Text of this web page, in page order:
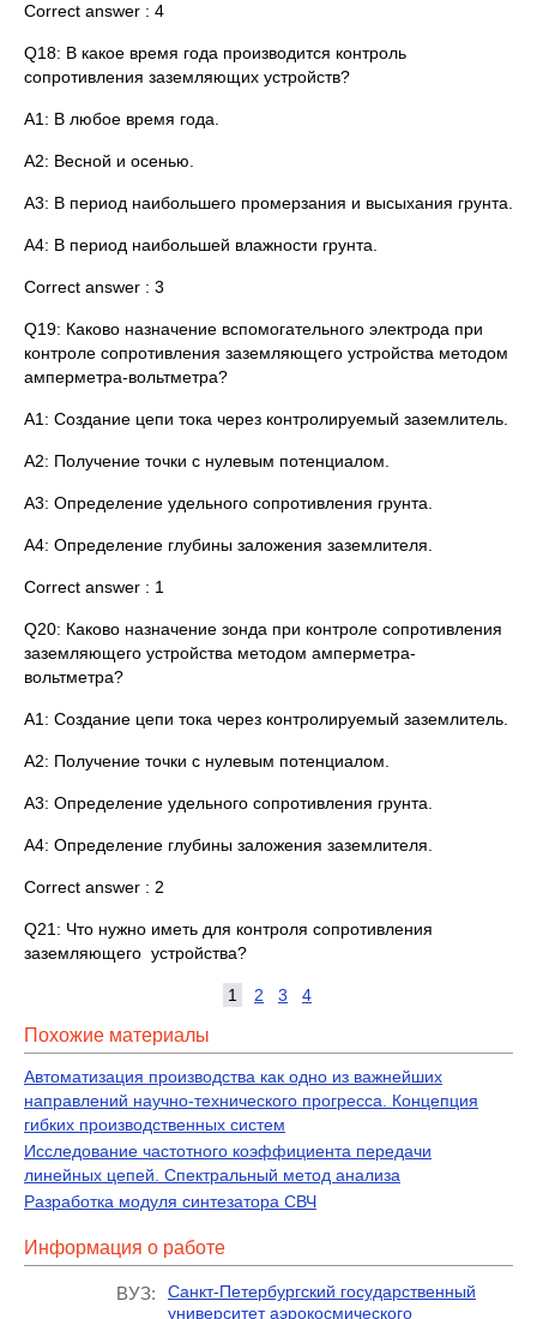
Correct answer : 4
Q18: В какое время года производится контроль
сопротивления заземляющих устройств?
A1: В любое время года.
A2: Весной и осенью.
A3: В период наибольшего промерзания и высыхания грунта.
A4: В период наибольшей влажности грунта.
Correct answer : 3
Q19: Каково назначение вспомогательного электрода при
контроле сопротивления заземляющего устройства методом
амперметра-вольтметра?
A1: Создание цепи тока через контролируемый заземлитель.
A2: Получение точки с нулевым потенциалом.
A3: Определение удельного сопротивления грунта.
A4: Определение глубины заложения заземлителя.
Correct answer : 1
Q20: Каково назначение зонда при контроле сопротивления
заземляющего устройства методом амперметра-
вольтметра?
A1: Создание цепи тока через контролируемый заземлитель.
A2: Получение точки с нулевым потенциалом.
A3: Определение удельного сопротивления грунта.
A4: Определение глубины заложения заземлителя.
Correct answer : 2
Q21: Что нужно иметь для контроля сопротивления
заземляющего устройства?
1 2 3 4
Похожие материалы
Автоматизация производства как одно из важнейших
направлений научно-технического прогресса. Концепция
гибких производственных систем
Исследование частотного коэффициента передачи
линейных цепей. Спектральный метод анализа
Разработка модуля синтезатора СВЧ
Информация о работе
ВУЗ:
Санкт-Петербургский государственный
университет аэрокосмического